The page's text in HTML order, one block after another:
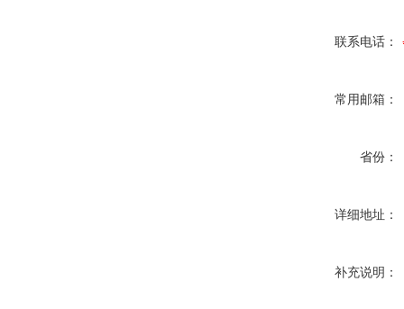
联系电话：
常用邮箱：
省份：
详细地址：
补充说明：